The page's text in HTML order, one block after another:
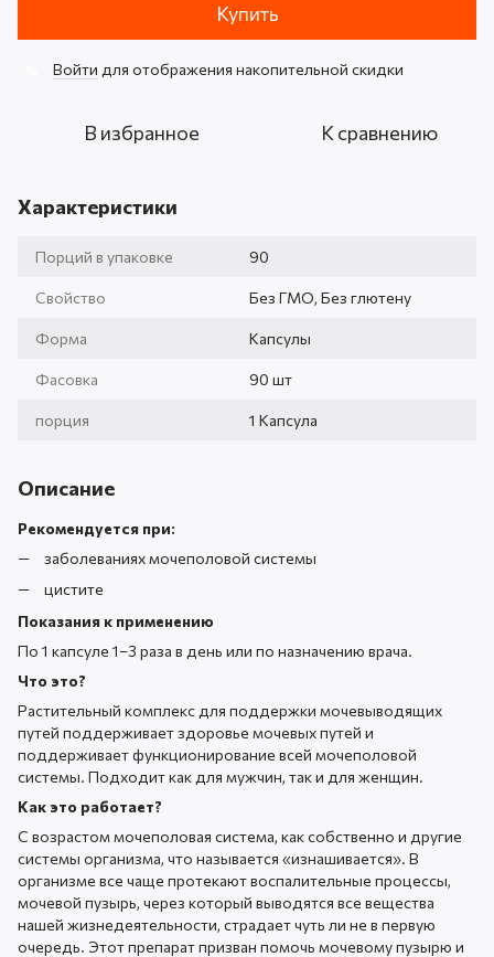
Купить
Войти для отображения накопительной скидки
В избранное К сравнению
Характеристики
Порций в упаковке 90
Свойство Без ГМО, Без глютену
Форма Капсулы
Фасовка 90 шт
порция 1 Капсула
Описание
Рекомендуется при:
заболеваниях мочеполовой системы
цистите
Показания к применению
По 1 капсуле 1–3 раза в день или по назначению врача.
Что это?
Растительный комплекс для поддержки мочевыводящих
путей поддерживает здоровье мочевых путей и
поддерживает функционирование всей мочеполовой
системы. Подходит как для мужчин, так и для женщин.
Как это работает?
С возрастом мочеполовая система, как собственно и другие
системы организма, что называется «изнашивается». В
организме все чаще протекают воспалительные процессы,
мочевой пузырь, через который выводятся все вещества
нашей жизнедеятельности, страдает чуть ли не в первую
очередь. Этот препарат призван помочь мочевому пузырю и